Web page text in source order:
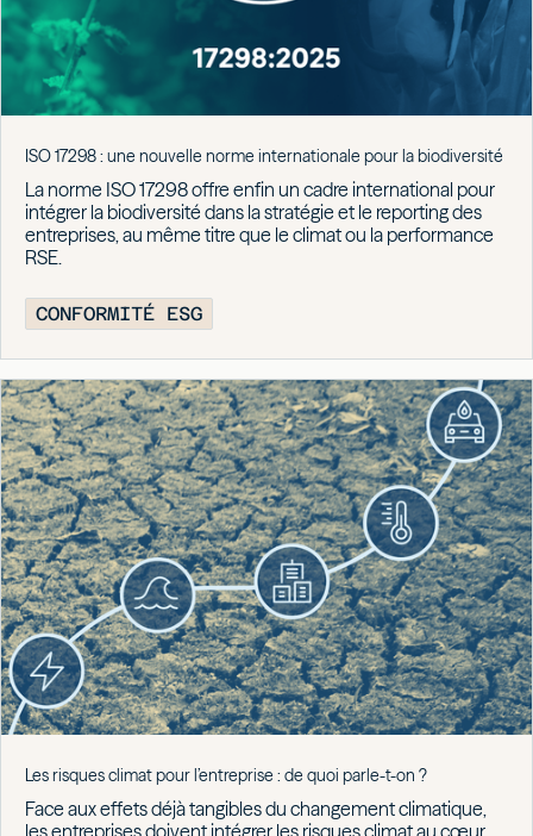
ISO 17298 : une nouvelle norme internationale pour la biodiversité
La norme ISO 17298 offre enfin un cadre international pour
intégrer la biodiversité dans la stratégie et le reporting des
entreprises, au même titre que le climat ou la performance
RSE.
CONFORMITÉ ESG
Les risques climat pour l’entreprise : de quoi parle-t-on ?
Face aux effets déjà tangibles du changement climatique,